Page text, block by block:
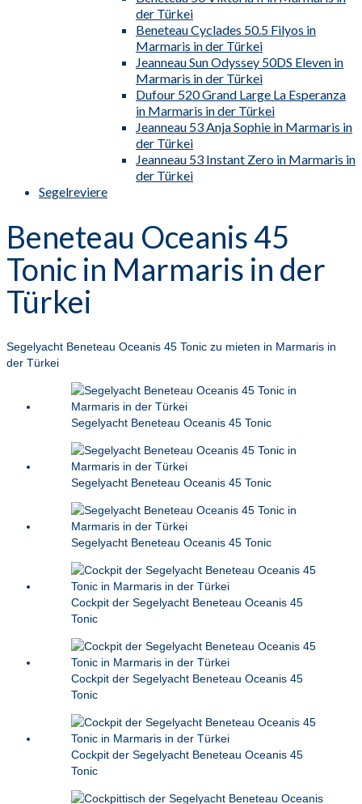
der Türkei
Beneteau Cyclades 50.5 Filyos in
Marmaris in der Türkei
Jeanneau Sun Odyssey 50DS Eleven in
Marmaris in der Türkei
Dufour 520 Grand Large La Esperanza
in Marmaris in der Türkei
Jeanneau 53 Anja Sophie in Marmaris in
der Türkei
Jeanneau 53 Instant Zero in Marmaris in
der Türkei
Segelreviere
Beneteau Oceanis 45
Tonic in Marmaris in der
Türkei
Segelyacht Beneteau Oceanis 45 Tonic zu mieten in Marmaris in
der Türkei
Segelyacht Beneteau Oceanis 45 Tonic
Segelyacht Beneteau Oceanis 45 Tonic
Segelyacht Beneteau Oceanis 45 Tonic
Cockpit der Segelyacht Beneteau Oceanis 45
Tonic
Cockpit der Segelyacht Beneteau Oceanis 45
Tonic
Cockpit der Segelyacht Beneteau Oceanis 45
Tonic